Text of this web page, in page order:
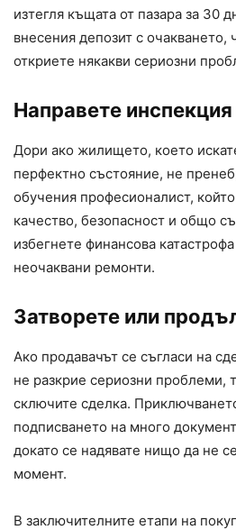
изтегля къщата от пазара за 30
внесения депозит с очакването,
откриете някакви сериозни
Направете
Дори ако жилището, което
перфектно състояние, не
обучения професионалист,
качество, безопасност и общо
избегнете финансова
неочаквани ремонти.
Затворете или
Ако продавачът се съгласи на
не разкрие сериозни проблеми,
сключите сделка.
подписването на много
докато се надявате нищо да не
момент.
В заключителните етапи на